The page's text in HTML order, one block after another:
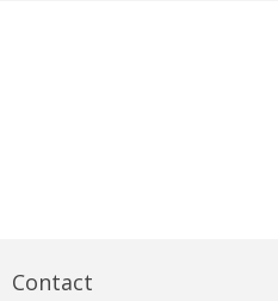
Contact